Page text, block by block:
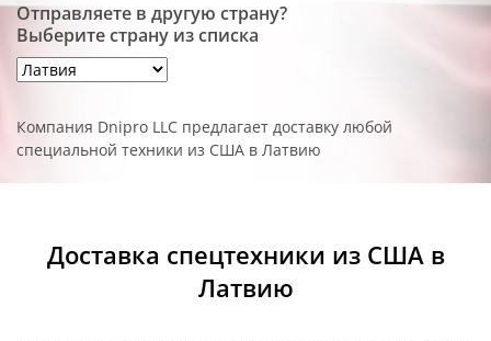
Отправляете в другую страну?
Выберите страну из списка
Компания Dnipro LLC предлагает доставку любой
специальной техники из США в Латвию
Доставка спецтехники из США в
Латвию